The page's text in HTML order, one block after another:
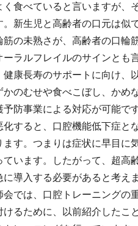
食べていると言いますが、
。新生児と高齢者の口元は
筋の未熟さが、高齢者の口輪
ラルフレイルのサインとも
健康長寿のサポートに向け
かのむせや食べこぼし、か
防事業による対応が可能です
化すると、口腔機能低下症と
ます。つまりは症状に早目に
ています。したがって、超
導入する必要があると考えま
では、口腔トレーニングの
るために、以前紹介したこ